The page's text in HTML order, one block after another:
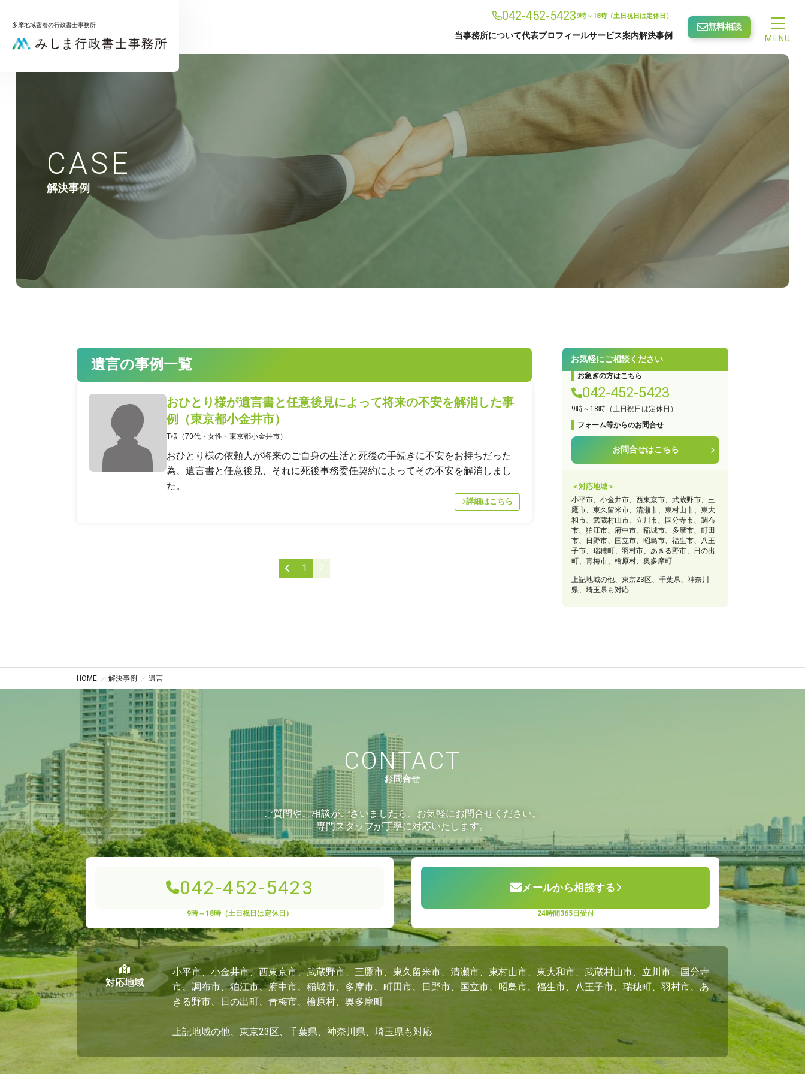
多摩地域密着の行政書士事務所
042-452-54239時～18時（土日祝日は定休日）
当事務所について代表プロフィールサービス案内
相続手続きサポート
成年後見・家族信託
サービス一覧
解決事例
無料相談
MENU
CASE
解決事例
遺言の事例一覧
おひとり様が遺言書と任意後見によって将来の不安を解消した事
例（東京都小金井市）
T様（70代・女性・東京都小金井市）
おひとり様の依頼人が将来のご自身の生活と死後の手続きに不安をお持ちだった
為、遺言書と任意後見、それに死後事務委任契約によってその不安を解消しまし
た。
詳細はこちら
1 2
お気軽にご相談ください
お急ぎの方はこちら
042-452-5423
9時～18時（土日祝日は定休日）
フォーム等からのお問合せ
お問合せはこちら
＜対応地域＞
小平市、小金井市、西東京市、武蔵野市、三
鷹市、東久留米市、清瀬市、東村山市、東大
和市、武蔵村山市、立川市、国分寺市、調布
市、狛江市、府中市、稲城市、多摩市、町田
市、日野市、国立市、昭島市、福生市、八王
子市、瑞穂町、羽村市、あきる野市、日の出
町、青梅市、檜原村、奥多摩町
上記地域の他、東京23区、千葉県、神奈川
県、埼玉県も対応
HOME 解決事例 遺言
CONTACT
お問合せ
ご質問やご相談がございましたら、お気軽にお問合せください。
専門スタッフが丁寧に対応いたします。
042-452-5423
9時～18時（土日祝日は定休日）
メールから相談する
24時間365日受付
対応地域
小平市、小金井市、西東京市、武蔵野市、三鷹市、東久留米市、清瀬市、東村山市、東大和市、武蔵村山市、立川市、国分寺
市、調布市、狛江市、府中市、稲城市、多摩市、町田市、日野市、国立市、昭島市、福生市、八王子市、瑞穂町、羽村市、あ
きる野市、日の出町、青梅市、檜原村、奥多摩町
上記地域の他、東京23区、千葉県、神奈川県、埼玉県も対応
代表プロフィール
お知らせ
サービスメニュー
補助金申請サポート
融資支援サポート
相続手続きサポート
遺言書作成サポート
CONTACT
お問合せ
ご質問やご相談がございましたら、お気軽にお問合せください。
メールから相談する
24時間365日受付
小平市、小金井市、西東京市、武蔵野市、三鷹市、東久留米市、清瀬市、東村山市、東大和市、武蔵村山市、立川市、国分寺